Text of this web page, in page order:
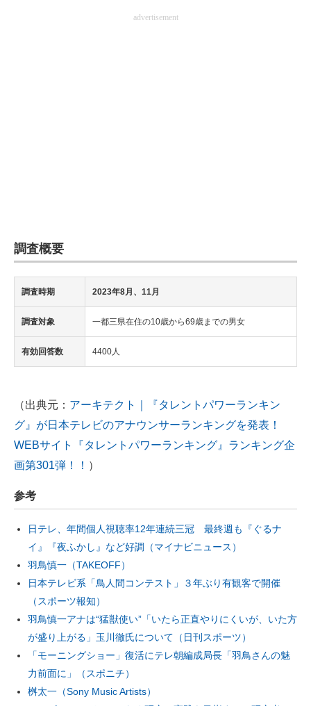
advertisement
調査概要
調査時期 2023年8月、11月
調査対象 一都三県在住の10歳から69歳までの男女
有効回答数 4400人
（出典元： アーキテクト｜『タレントパワーランキン
グ』が日本テレビのアナウンサーランキングを発表！
WEBサイト『タレントパワーランキング』ランキング企
画第301弾！！ ）
参考
日テレ、年間個人視聴率12年連続三冠 最終週も『ぐるナ
イ』『夜ふかし』など好調（マイナビニュース）
羽鳥慎一（TAKEOFF）
日本テレビ系「鳥人間コンテスト」３年ぶり有観客で開催
（スポーツ報知）
羽鳥慎一アナは“猛獣使い”「いたら正直やりにくいが、いた方
が盛り上がる」玉川徹氏について（日刊スポーツ）
「モーニングショー」復活にテレ朝編成局長「羽鳥さんの魅
力前面に」（スポニチ）
桝太一（Sony Music Artists）